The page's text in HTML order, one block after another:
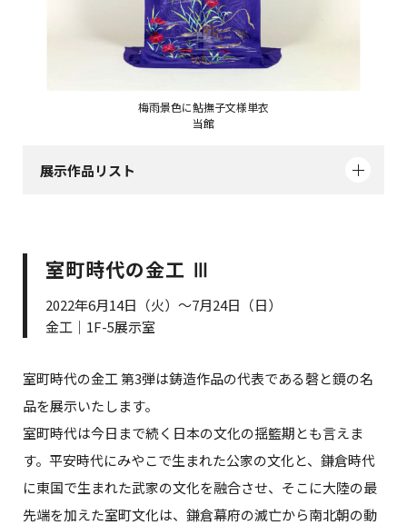
梅雨景色に鮎撫子文様単衣
当館
展示作品リスト
室町時代の金工 Ⅲ
2022年6月14日（火）～7月24日（日）
金工｜1F-5展示室
室町時代の金工 第3弾は鋳造作品の代表である磬と鏡の名
品を展示いたします。
室町時代は今日まで続く日本の文化の揺籃期とも言えま
す。平安時代にみやこで生まれた公家の文化と、鎌倉時代
に東国で生まれた武家の文化を融合させ、そこに大陸の最
先端を加えた室町文化は、鎌倉幕府の滅亡から南北朝の動